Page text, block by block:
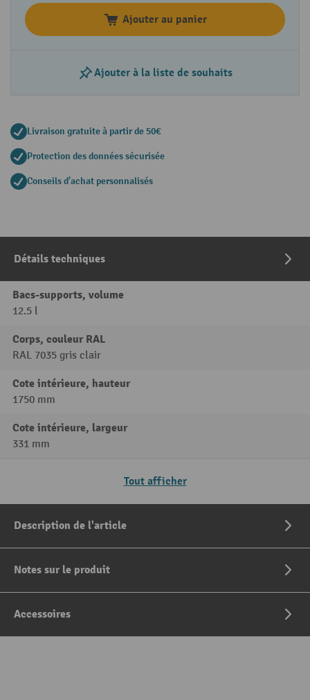
Ajouter au panier
Ajouter à la liste de souhaits
Livraison gratuite à partir de 50€
Protection des données sécurisée
Conseils d'achat personnalisés
Détails techniques
Bacs-supports, volume
12.5 l
Corps, couleur RAL
RAL 7035 gris clair
Cote intérieure, hauteur
1750 mm
Cote intérieure, largeur
331 mm
Tout afficher
Description de l'article
Notes sur le produit
Accessoires